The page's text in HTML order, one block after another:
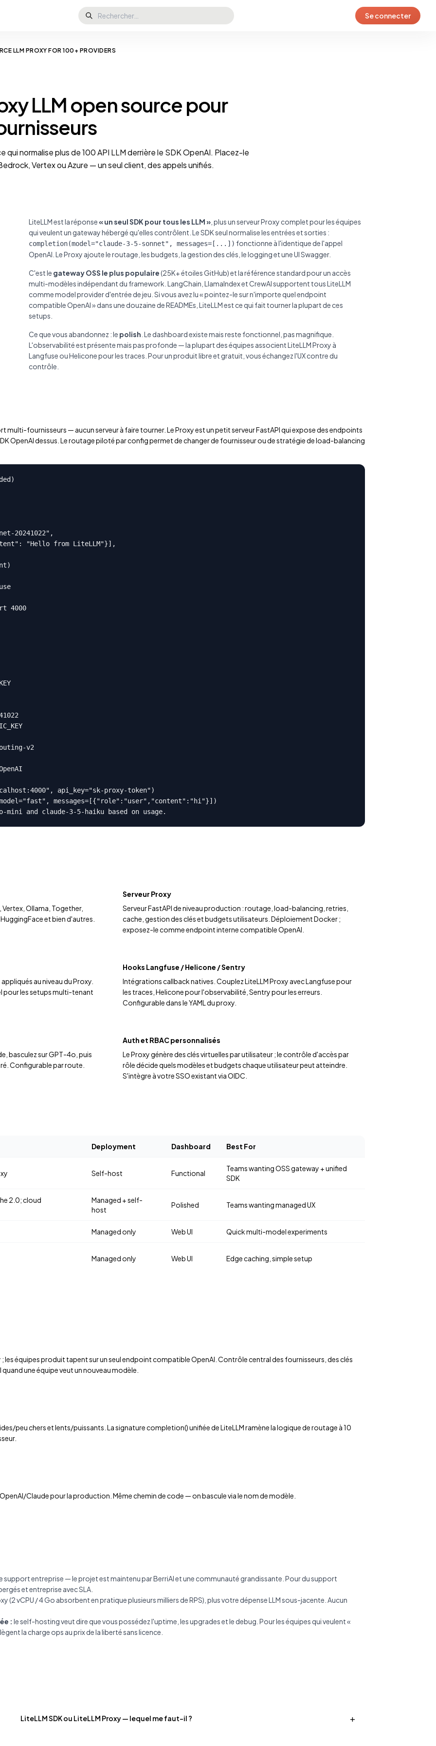
Se connecter
LLM PROXY FOR 100+ PROVIDERS
LLM open source pour
qui normalise plus de 100 API LLM derrière le SDK OpenAI. Placez-le
Vertex ou Azure — un seul client, des appels unifiés.
LiteLLM est la réponse « un seul SDK pour tous les LLM » , plus un serveur Proxy complet pour les équipes
qui veulent un gateway hébergé qu'elles contrôlent. Le SDK seul normalise les entrées et sorties :
completion(model="claude-3-5-sonnet", messages=[...]) fonctionne à l'identique de l'appel
OpenAI. Le Proxy ajoute le routage, les budgets, la gestion des clés, le logging et une UI Swagger.
C'est le gateway OSS le plus populaire(25K+ étoiles GitHub) et la référence standard pour un accès
multi-modèles indépendant du framework. LangChain, LlamaIndex et CrewAI supportent tous LiteLLM
comme model provider d'entrée de jeu. Si vous avez lu « pointez-le sur n'importe quel endpoint
compatible OpenAI » dans une douzaine de READMEs, LiteLLM est ce qui fait tourner la plupart de ces
setups.
Ce que vous abandonnez : le polish . Le dashboard existe mais reste fonctionnel, pas magnifique.
L'observabilité est présente mais pas profonde — la plupart des équipes associent LiteLLM Proxy à
Langfuse ou Helicone pour les traces. Pour un produit libre et gratuit, vous échangez l'UX contre du
contrôle.
multi-fournisseurs — aucun serveur à faire tourner. Le Proxy est un petit serveur FastAPI qui expose des endpoints
OpenAI dessus. Le routage piloté par config permet de changer de fournisseur ou de stratégie de load-balancing
20241022",
"Hello from LiteLLM"}],
4000
v2
api_key="sk-proxy-token")
messages=[{"role":"user","content":"hi"}])
mini and claude-3-5-haiku based on usage.
Ollama, Together,
et bien d'autres.
Serveur Proxy
Serveur FastAPI de niveau production : routage, load-balancing, retries,
cache, gestion des clés et budgets utilisateurs. Déploiement Docker ;
exposez-le comme endpoint interne compatible OpenAI.
au niveau du Proxy.
pour les setups multi-tenant
Hooks Langfuse / Helicone / Sentry
Intégrations callback natives. Couplez LiteLLM Proxy avec Langfuse pour
les traces, Helicone pour l'observabilité, Sentry pour les erreurs.
Configurable dans le YAML du proxy.
basculez sur GPT-4o, puis
Configurable par route.
Auth et RBAC personnalisés
Le Proxy génère des clés virtuelles par utilisateur ; le contrôle d'accès par
rôle décide quels modèles et budgets chaque utilisateur peut atteindre.
S'intègre à votre SSO existant via OIDC.
Deployment Dashboard Best For
Self-host Functional
Teams wanting OSS gateway + unified
SDK
2.0; cloud
Managed + self-
host
Polished Teams wanting managed UX
Managed only Web UI Quick multi-model experiments
Managed only Web UI Edge caching, simple setup
les équipes produit tapent sur un seul endpoint compatible OpenAI. Contrôle central des fournisseurs, des clés
une équipe veut un nouveau modèle.
peu chers et lents/puissants. La signature completion() unifiée de LiteLLM ramène la logique de routage à 10
Claude pour la production. Même chemin de code — on bascule via le nom de modèle.
support entreprise — le projet est maintenu par BerriAI et une communauté grandissante. Pour du support
et entreprise avec SLA.
(2 vCPU / 4 Go absorbent en pratique plusieurs milliers de RPS), plus votre dépense LLM sous-jacente. Aucun
: le self-hosting veut dire que vous possédez l'uptime, les upgrades et le debug. Pour les équipes qui veulent «
la charge ops au prix de la liberté sans licence.
LiteLLM SDK ou LiteLLM Proxy — lequel me faut-il ? +